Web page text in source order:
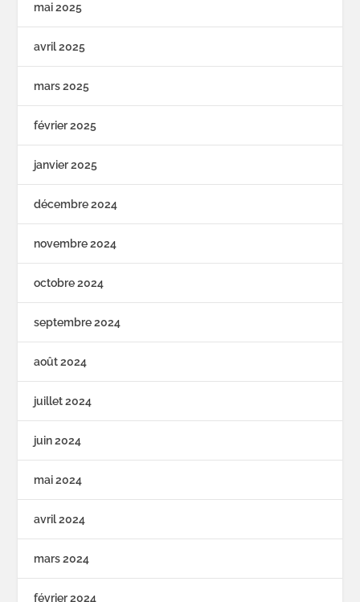
mai 2025
avril 2025
mars 2025
février 2025
janvier 2025
décembre 2024
novembre 2024
octobre 2024
septembre 2024
août 2024
juillet 2024
juin 2024
mai 2024
avril 2024
mars 2024
février 2024